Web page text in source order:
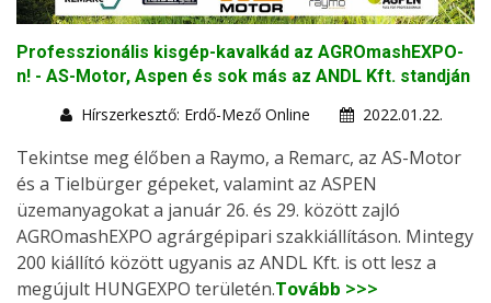
Professzionális kisgép-kavalkád az AGROmashEXPO-
n! - AS-Motor, Aspen és sok más az ANDL Kft. standján
Hírszerkesztő: Erdő-Mező Online
2022.01.22.
Tekintse meg élőben a Raymo, a Remarc, az AS-Motor
és a Tielbürger gépeket, valamint az ASPEN
üzemanyagokat a január 26. és 29. között zajló
AGROmashEXPO agrárgépipari szakkiállításon. Mintegy
200 kiállító között ugyanis az ANDL Kft. is ott lesz a
megújult HUNGEXPO területén.Tovább >>>